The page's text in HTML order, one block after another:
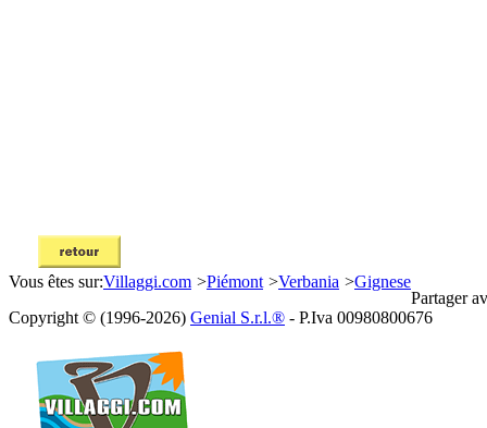
Vous êtes sur:Villaggi.com >Piémont >Verbania >Gignese
Partager
Copyright © (1996-2026) Genial S.r.l.® - P.Iva 00980800676